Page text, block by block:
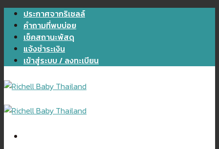
Skip
content
ประกาศจากริเชลล์
คำถามที่พบบ่อย
เช็คสถานะพัสดุ
แจ้งชำระเงิน
เข้าสู่ระบบ / ลงทะเบียน